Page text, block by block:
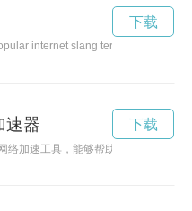
internet slang term, originating
下载
速器
络加速工具，能够帮助用户实现更加
下载